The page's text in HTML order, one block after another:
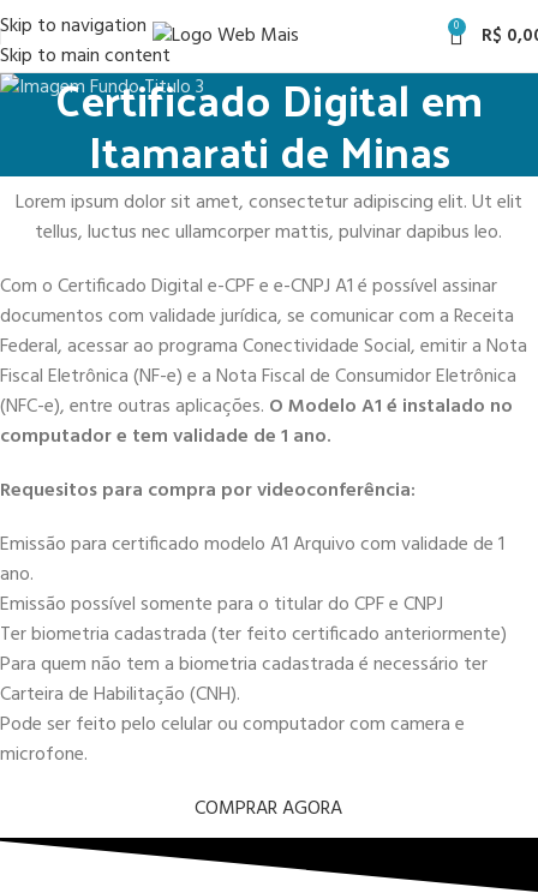
Skip to navigation
Skip to main content
0 R$
Certificado Digital em
Itamarati de Minas
Lorem ipsum dolor sit amet, consectetur adipiscing elit. Ut elit
tellus, luctus nec ullamcorper mattis, pulvinar dapibus leo.
Com o Certificado Digital e-CPF e e-CNPJ A1 é possível assinar
documentos com validade jurídica, se comunicar com a Receita
Federal, acessar ao programa Conectividade Social, emitir a Nota
Fiscal Eletrônica (NF-e) e a Nota Fiscal de Consumidor Eletrônica
(NFC-e), entre outras aplicações. O Modelo A1 é instalado no
computador e tem validade de 1 ano.
Requesitos para compra por videoconferência:
Emissão para certificado modelo A1 Arquivo com validade de 1
ano.
Emissão possível somente para o titular do CPF e CNPJ
Ter biometria cadastrada (ter feito certificado anteriormente)
Para quem não tem a biometria cadastrada é necessário ter
Carteira de Habilitação (CNH).
Pode ser feito pelo celular ou computador com camera e
microfone.
COMPRAR AGORA